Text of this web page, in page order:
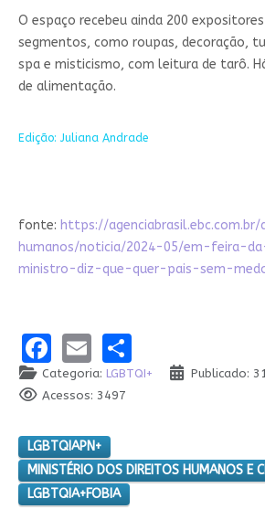
O espaço recebeu ainda 200
segmentos, como roupas, decoração,
spa e misticismo, com leitura de tarô.
de alimentação.
Edição: Juliana Andrade
fonte: https://
humanos/noticia/2024-05/em-feira-
ministro-diz-que-quer-pais-sem-
Facebook
EmailShare
Categoria: LGBTQI+
Publicado:
Acessos: 3497
LGBTQIAPN+
MINISTÉRIO DOS DIREITOS HUMANOS E
LGBTQIA+FOBIA